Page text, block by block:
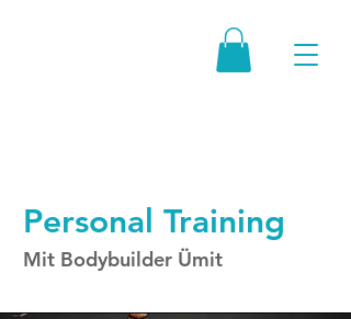
Personal Training
Mit Bodybuilder Ümit